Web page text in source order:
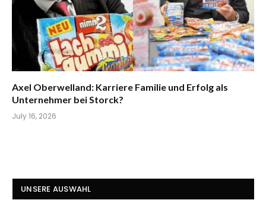
Axel Oberwelland: Karriere Familie und Erfolg als
Unternehmer bei Storck?
July 16, 2026
UNSERE AUSWAHL